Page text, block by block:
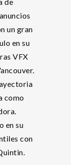
un gran
en su
VFX
como
en su
con